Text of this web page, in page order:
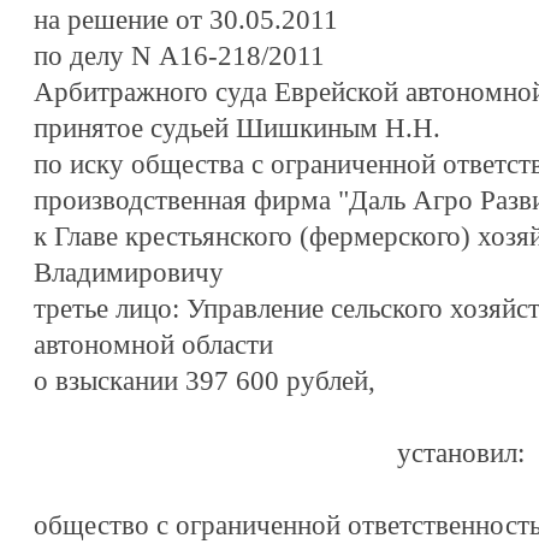
на решение от 30.05.2011
по делу N А16-218/2011
Арбитражного суда Еврейской
принятое судьей Шишкиным Н.Н.
по иску общества с ограниченной
производственная фирма "Даль Агро
к Главе крестьянского (фермерского)
Владимировичу
третье лицо: Управление сельского
автономной области
о взыскании 397 600 рублей,
установил:
общество с ограниченной